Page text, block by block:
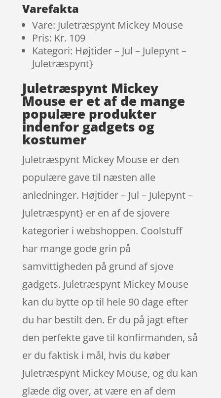
Varefakta
Vare: Juletræspynt Mickey Mouse
Pris: Kr. 109
Kategori: Højtider – Jul – Julepynt –
Juletræspynt}
Juletræspynt Mickey
Mouse er et af de mange
populære produkter
indenfor gadgets og
kostumer
Juletræspynt Mickey Mouse er den
populære gave til næsten alle
anledninger. Højtider – Jul – Julepynt –
Juletræspynt} er en af de sjovere
kategorier i webshoppen. Coolstuff
har mange gode grin på
samvittigheden på grund af sjove
gadgets. Juletræspynt Mickey Mouse
kan du bytte op til hele 90 dage efter
du har bestilt den. Er du på jagt efter
den perfekte gave til konfirmanden, så
er du faktisk i mål, hvis du køber
Juletræspynt Mickey Mouse, og du kan
glæde dig over, at være en af dem